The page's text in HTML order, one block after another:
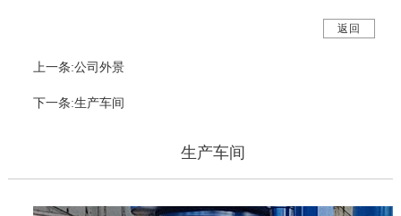
返回
上一条:公司外景
下一条:生产车间
生产车间